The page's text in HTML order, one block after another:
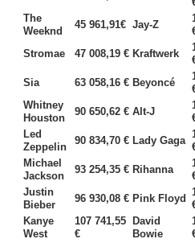
The
Weeknd
45 961,91€ Jay-Z
Stromae
47 008,19 € Kraftwerk
Sia
63 058,16 € Beyoncé
Whitney
Houston
90 650,62 € Alt-J
Led
Zeppelin
90 834,70 € Lady Gaga
Michael
Jackson
93 254,35 € Rihanna
Justin
Bieber
96 930,08 € Pink Floyd
Kanye
West
107 741,55
€
David
Bowie